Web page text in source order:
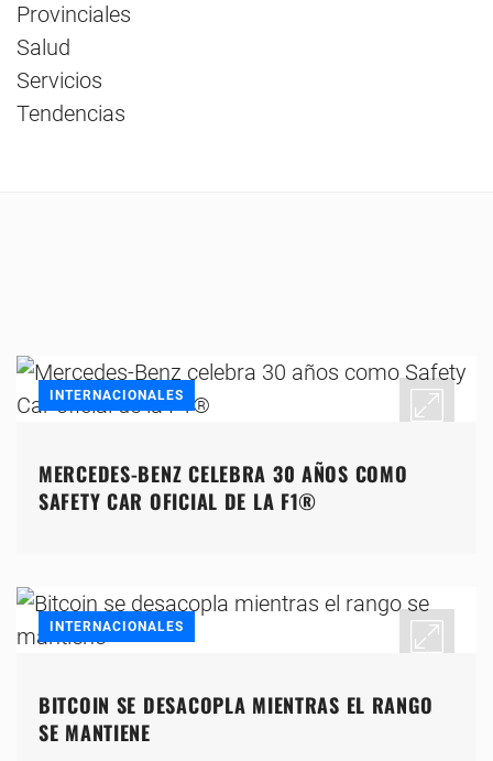
Provinciales
Salud
Servicios
Tendencias
INTERNACIONALES
MERCEDES-BENZ CELEBRA 30 AÑOS COMO
SAFETY CAR OFICIAL DE LA F1®
INTERNACIONALES
BITCOIN SE DESACOPLA MIENTRAS EL RANGO
SE MANTIENE